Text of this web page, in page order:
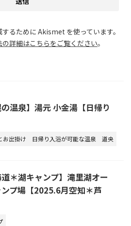
るために Akismet を使っています。
詳細はこちらをご覧ください。
の温泉】湯元 小金湯【日帰り
お出掛け 日帰り入浴が可能な温泉 道央
道＊湖キャンプ】滝里湖オー
ンプ場【2025.6月空知＊芦